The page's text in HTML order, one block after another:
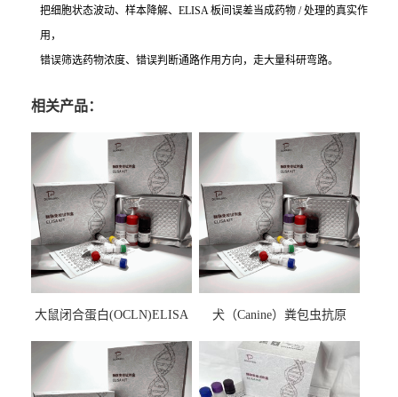
把细胞状态波动、样本降解、ELISA 板间误差当成药物 / 处理的真实作
用，
错误筛选药物浓度、错误判断通路作用方向，走大量科研弯路。
相关产品：
大鼠闭合蛋白(OCLN)ELISA
犬（Canine）粪包虫抗原